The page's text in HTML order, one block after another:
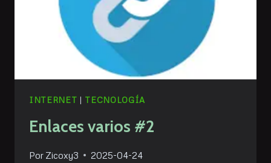
INTERNET | TECNOLOGÍA
Enlaces varios #2
Por Zicoxy3 2025-04-24